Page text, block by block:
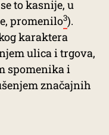
to kasnije, u
promenilo3).
karaktera
ulica i trgova,
spomenika i
značajnih